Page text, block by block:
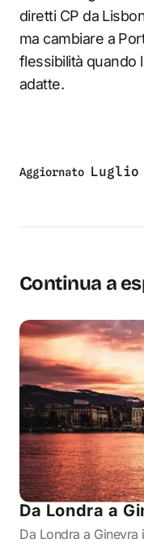
diretti CP da
ma cambiare a
flessibilità quando
adatte.
Aggiornato Luglio
Continua a
Da Londra a
Da Londra a